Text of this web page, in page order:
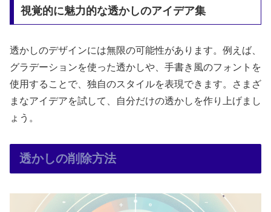
視覚的に魅力的な透かしのアイデア集
透かしのデザインには無限の可能性があります。例えば、
グラデーションを使った透かしや、手書き風のフォントを
使用することで、独自のスタイルを表現できます。さまざ
まなアイデアを試して、自分だけの透かしを作り上げまし
ょう。
透かしの削除方法